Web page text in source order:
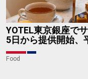
YOTEL東京銀座で
5日から提供開始、
Food